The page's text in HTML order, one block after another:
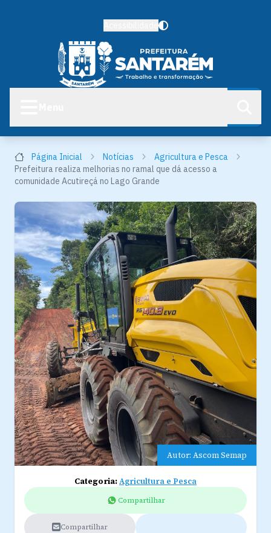
Página Inicial Notícias
Agricultura e Pesca
Prefeitura realiza melhorias no ramal que dá acesso a
comunidade Acutireçá no Lago Grande
Autor: Ascom Semap
Categoria:Agricultura e Pesca
Compartilhar
Compartilhar